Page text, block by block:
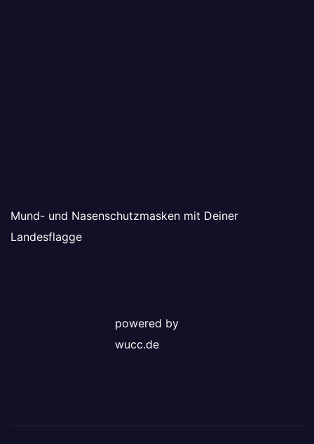
Mund- und Nasenschutzmasken mit Deiner
Landesflagge
powered by
wucc.de